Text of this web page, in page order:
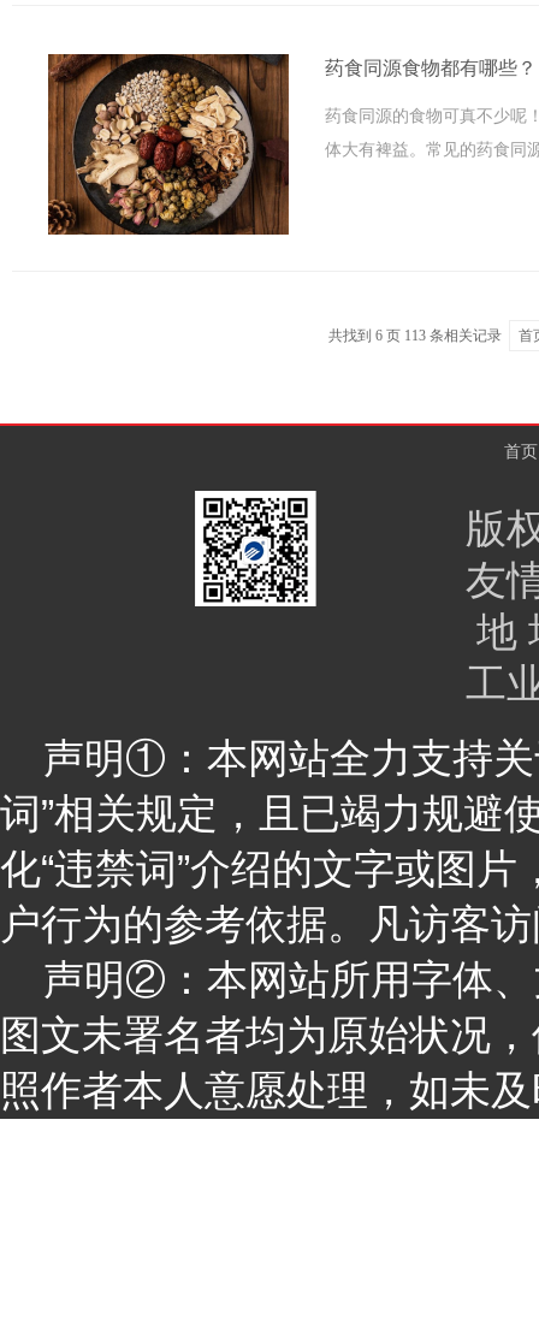
药食同源食物都有哪些？
药食同源的食物可真不少呢
体大有裨益。常见的药食同
共找到 6 页 113 条相关记录 首
首页
版
友
地
工
声明①：本网站全力支持关
词”相关规定，且已竭力规避
化“违禁词”介绍的文字或图
户行为的参考依据。凡访客
声明②：本网站所用字体、
图文未署名者均为原始状况
照作者本人意愿处理，如未